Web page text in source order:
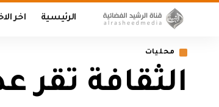
الرئيسية اخر
محليات
الثقافة تقر